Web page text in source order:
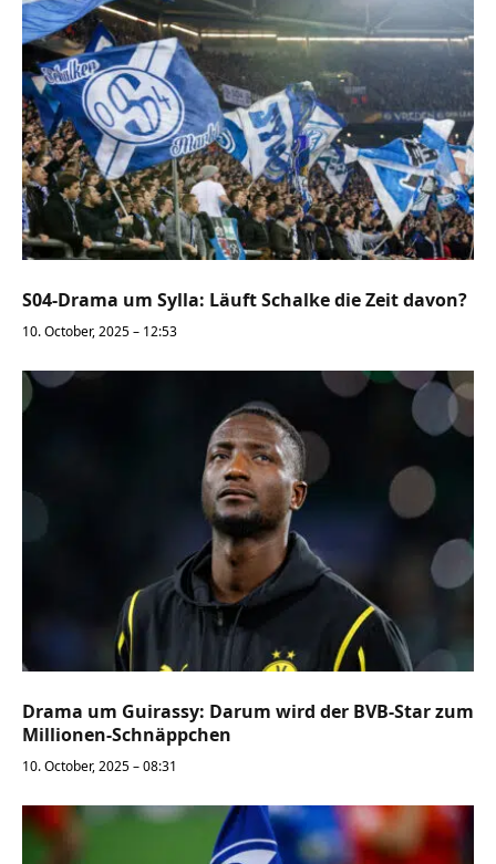
S04-Drama um Sylla: Läuft Schalke die Zeit davon?
10. October, 2025 – 12:53
Drama um Guirassy: Darum wird der BVB-Star zum
Millionen-Schnäppchen
10. October, 2025 – 08:31